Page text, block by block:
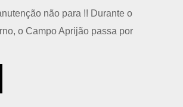
não para !! Durante o
o Campo Aprijão passa por